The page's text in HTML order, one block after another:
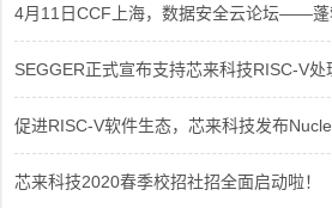
4月11日CCF上海，数据安全云论坛——蓬
SEGGER正式宣布支持芯来科技RISC-V处
促进RISC-V软件生态，芯来科技发布
芯来科技2020春季校招社招全面启动啦！